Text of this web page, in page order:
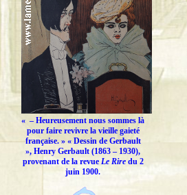
« – Heureusement nous sommes là
pour faire revivre la vieille gaieté
française.» « Dessin de Gerbault
», Henry Gerbault (1863 – 1930),
provenant de la revue Le Riredu 2
juin 1900.